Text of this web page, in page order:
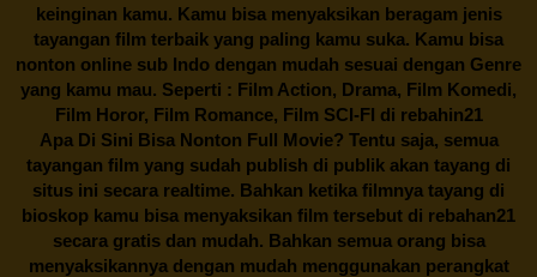
keinginan kamu. Kamu bisa menyaksikan beragam jenis
tayangan film terbaik yang paling kamu suka. Kamu bisa
nonton online sub Indo dengan mudah sesuai dengan Genre
yang kamu mau. Seperti : Film Action, Drama, Film Komedi,
Film Horor, Film Romance, Film SCI-FI di rebahin21
Apa Di Sini Bisa Nonton Full Movie? Tentu saja, semua
tayangan film yang sudah publish di publik akan tayang di
situs ini secara realtime. Bahkan ketika filmnya tayang di
bioskop kamu bisa menyaksikan film tersebut di rebahan21
secara gratis dan mudah. Bahkan semua orang bisa
menyaksikannya dengan mudah menggunakan perangkat